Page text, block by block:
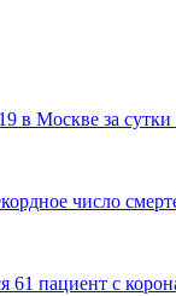
в Москве за
число
61 пациент с